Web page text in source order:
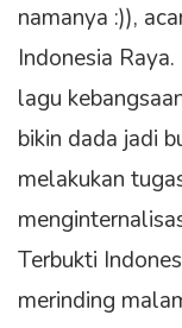
namanya :)),
Indonesia
lagu
bikin dada jadi
melakukan
Terbukti
merinding